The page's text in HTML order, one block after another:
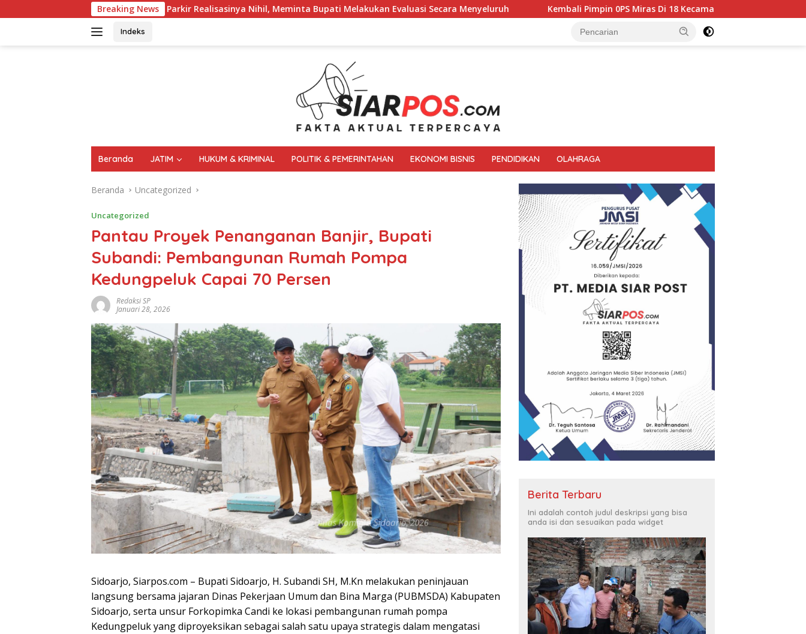
ke
Breaking News
Parkir Realisasinya Nihil, Meminta Bupati Melakukan Evaluasi Secara Menyeluruh Kembali Pimpin 0PS Miras Di 18 Kecamatan Di Temukan 1696 Botol Miras Disita Bupati Sikap
Indeks
Beranda JATIM HUKUM & KRIMINAL POLITIK & PEMERINTAHAN EKONOMI BISNIS PENDIDIKAN OLAHRAGA
Beranda Uncategorized
Uncategorized
Pantau Proyek Penanganan Banjir, Bupati
Subandi: Pembangunan Rumah Pompa
Kedungpeluk Capai 70 Persen
Redaksi SP
Januari 28, 2026
Sidoarjo, Siarpos.com – Bupati Sidoarjo, H. Subandi SH, M.Kn melakukan peninjauan
langsung bersama jajaran Dinas Pekerjaan Umum dan Bina Marga (PUBMSDA) Kabupaten
Sidoarjo, serta unsur Forkopimka Candi ke lokasi pembangunan rumah pompa
Kedungpeluk yang diproyeksikan sebagai salah satu upaya strategis dalam mengatasi
Berita Terbaru
Ini adalah contoh judul deskripsi yang bisa
anda isi dan sesuaikan pada widget